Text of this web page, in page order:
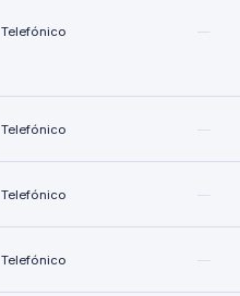
Telefónico
Telefónico
Telefónico
Telefónico
—
—
—
—